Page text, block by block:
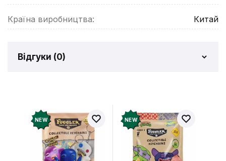
Країна виробництва: Китай
Відгуки (0)
Додайте відгук і отримайте 50 грн на свій
рахунок
Залишити відгук
NEW NEW